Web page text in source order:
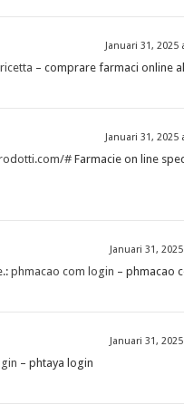
Januari 31, 2025
– comprare farmaci online
Januari 31, 2025
#Farmacie on line
Januari 31,
phmacao com login – phmacao
Januari 31,
– phtaya login